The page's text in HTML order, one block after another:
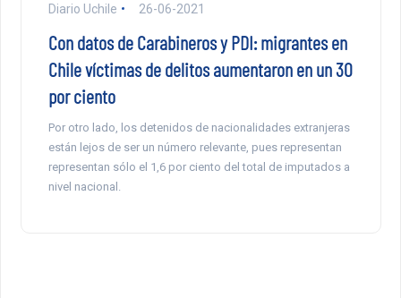
Diario Uchile 26-06-2021
Con datos de Carabineros y PDI: migrantes en
Chile víctimas de delitos aumentaron en un 30
por ciento
Por otro lado, los detenidos de nacionalidades extranjeras
están lejos de ser un número relevante, pues representan
representan sólo el 1,6 por ciento del total de imputados a
nivel nacional.